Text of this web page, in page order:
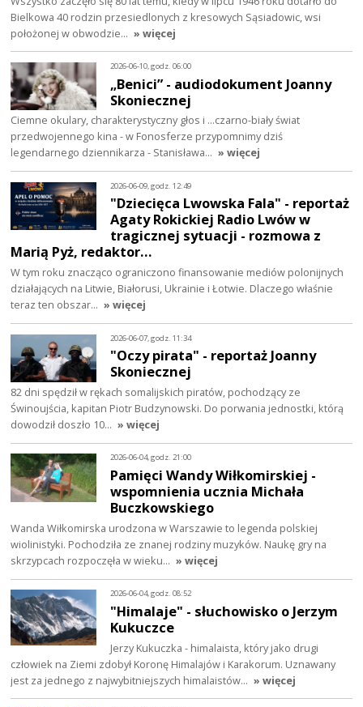
Bielkowa 40 rodzin przesiedlonych z kresowych Sąsiadowic, wsi
położonej w obwodzie… » więcej
2026-06-10, godz. 06:00
„Benici” - audiodokument Joanny
Skoniecznej
Ciemne okulary, charakterystyczny głos i ...czarno-biały świat
przedwojennego kina - w Fonosferze przypomnimy dziś
legendarnego dziennikarza - Stanisława… » więcej
2026-06-09, godz. 12:49
"Dziecięca Lwowska Fala" - reportaż
Agaty Rokickiej Radio Lwów w
tragicznej sytuacji - rozmowa z
Marią Pyż, redaktor…
W tym roku znacząco ograniczono finansowanie mediów polonijnych
działających na Litwie, Białorusi, Ukrainie i Łotwie. Dlaczego właśnie
teraz ten obszar… » więcej
2026-06-07, godz. 11:34
"Oczy pirata" - reportaż Joanny
Skoniecznej
82 dni spędził w rękach somalijskich piratów, pochodzący ze
Świnoujścia, kapitan Piotr Budzynowski. Do porwania jednostki, którą
dowodził doszło 10… » więcej
2026-06-04, godz. 21:00
Pamięci Wandy Wiłkomirskiej -
wspomnienia ucznia Michała
Buczkowskiego
Wanda Wiłkomirska urodzona w Warszawie to legenda polskiej
wiolinistyki. Pochodziła ze znanej rodziny muzyków. Naukę gry na
skrzypcach rozpoczęła w wieku… » więcej
2026-06-04, godz. 08:52
"Himalaje" - słuchowisko o Jerzym
Kukuczce
Jerzy Kukuczka - himalaista, który jako drugi
człowiek na Ziemi zdobył Koronę Himalajów i Karakorum. Uznawany
jest za jednego z najwybitniejszych himalaistów… » więcej